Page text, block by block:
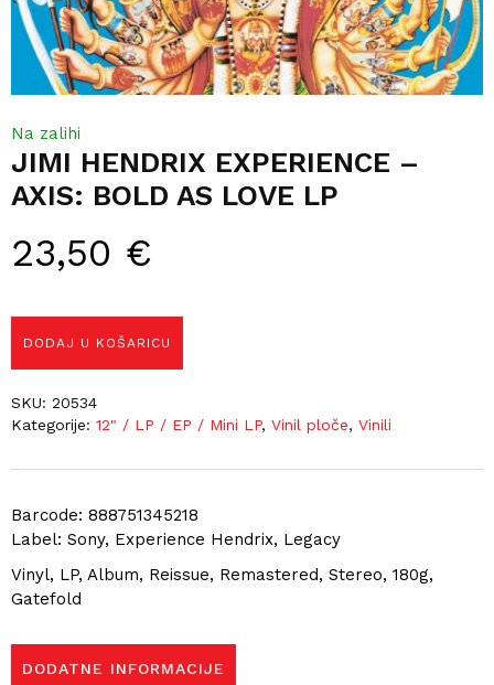
JIMI HENDRIX EXPERIENCE –
AXIS: BOLD AS LOVE LP
23,50 €
Barcode: 888751345218
Label: Sony, Experience Hendrix, Legacy
Vinyl, LP, Album, Reissue, Remastered, Stereo, 180g,
Gatefold
Na zalihi
DODAJ U KOŠARICU
SKU: 20534
Kategorije: 12" / LP / EP / Mini LP, Vinil ploče, Vinili
DODATNE INFORMACIJE